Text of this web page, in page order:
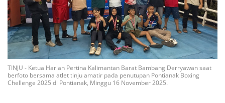
TINJU - Ketua Harian Pertina Kalimantan Barat Bambang Derryawan saat
berfoto bersama atlet tinju amatir pada penutupan Pontianak Boxing
Chellenge 2025 di Pontianak, Minggu 16 November 2025.